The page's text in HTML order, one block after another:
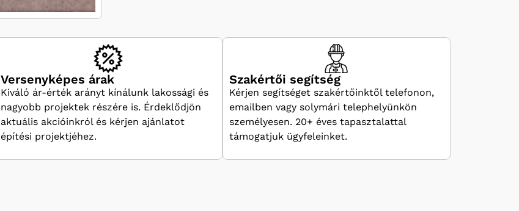
Versenyképes árak
Kiváló ár-érték arányt kínálunk lakossági és
nagyobb projektek részére is. Érdeklődjön
aktuális akcióinkról és kérjen ajánlatot
építési projektjéhez.
Szakértői segítség
Kérjen segítséget szakértőinktől telefonon,
emailben vagy solymári telephelyünkön
személyesen. 20+ éves tapasztalattal
támogatjuk ügyfeleinket.